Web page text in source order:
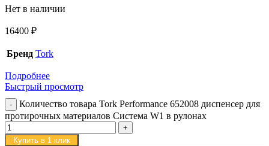
Нет в наличии
16400 ₽
Бренд Tork
Подробнее
Быстрый просмотр
Количество товара Tork Performance 652008 диспенсер для
протирочных материалов Система W1 в рулонах
Купить в 1 клик